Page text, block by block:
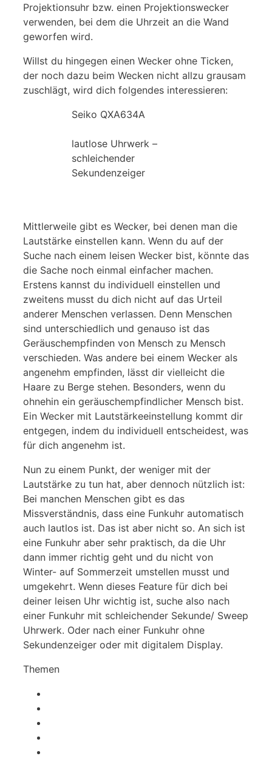
Projektionsuhr bzw. einen Projektionswecker
verwenden, bei dem die Uhrzeit an die Wand
geworfen wird.
Willst du hingegen einen Wecker ohne Ticken,
der noch dazu beim Wecken nicht allzu grausam
zuschlägt, wird dich folgendes interessieren:
Seiko QXA634A
lautlose Uhrwerk –
schleichender
Sekundenzeiger
Mittlerweile gibt es Wecker, bei denen man die
Lautstärke einstellen kann. Wenn du auf der
Suche nach einem leisen Wecker bist, könnte das
die Sache noch einmal einfacher machen.
Erstens kannst du individuell einstellen und
zweitens musst du dich nicht auf das Urteil
anderer Menschen verlassen. Denn Menschen
sind unterschiedlich und genauso ist das
Geräuschempfinden von Mensch zu Mensch
verschieden. Was andere bei einem Wecker als
angenehm empfinden, lässt dir vielleicht die
Haare zu Berge stehen. Besonders, wenn du
ohnehin ein geräuschempfindlicher Mensch bist.
Ein Wecker mit Lautstärkeeinstellung kommt dir
entgegen, indem du individuell entscheidest, was
für dich angenehm ist.
Nun zu einem Punkt, der weniger mit der
Lautstärke zu tun hat, aber dennoch nützlich ist:
Bei manchen Menschen gibt es das
Missverständnis, dass eine Funkuhr automatisch
auch lautlos ist. Das ist aber nicht so. An sich ist
eine Funkuhr aber sehr praktisch, da die Uhr
dann immer richtig geht und du nicht von
Winter- auf Sommerzeit umstellen musst und
umgekehrt. Wenn dieses Feature für dich bei
deiner leisen Uhr wichtig ist, suche also nach
einer Funkuhr mit schleichender Sekunde/ Sweep
Uhrwerk. Oder nach einer Funkuhr ohne
Sekundenzeiger oder mit digitalem Display.
Themen